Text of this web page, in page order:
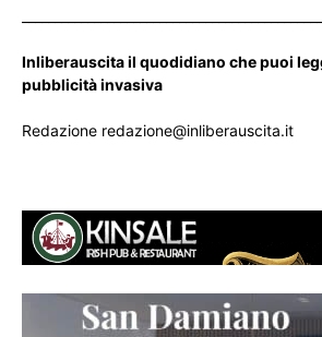
Inliberauscita il quodidiano che puoi
pubblicità invasiva
Redazione redazione@inliberauscita.it